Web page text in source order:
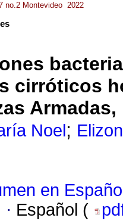
no.2 Montevideo 2022
cirróticos
Noel ;
en
· Español (